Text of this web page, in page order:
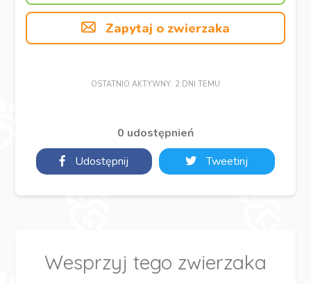
Zapytaj o zwierzaka
OSTATNIO AKTYWNY: 2 DNI TEMU
0 udostępnień
Udostępnij
Tweetinj
Wesprzyj tego zwierzaka